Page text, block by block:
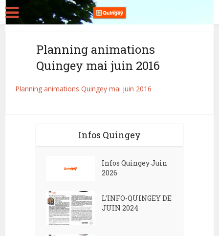
Planning animations
Quingey mai juin 2016
Planning animations Quingey mai juin 2016
Infos Quingey
Infos Quingey Juin
2026
L’INFO-QUINGEY DE
JUIN 2024